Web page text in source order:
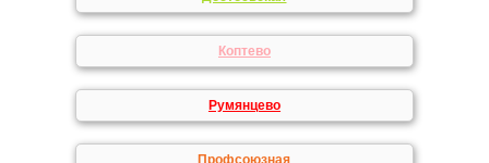
Коптево
Румянцево
Профсоюзная